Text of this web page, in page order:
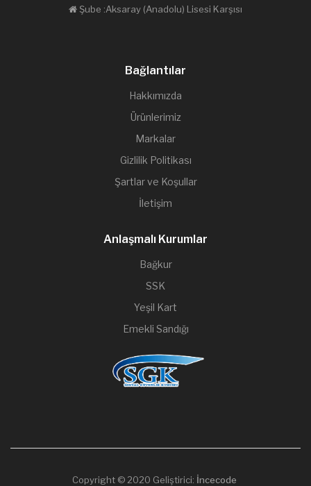
Şube :Aksaray (Anadolu) Lisesi Karşısı
Bağlantılar
Hakkımızda
Ürünlerimiz
Markalar
Gizlilik Politikası
Şartlar ve Koşullar
İletişim
Anlaşmalı Kurumlar
Bağkur
SSK
Yeşil Kart
Emekli Sandığı
Copyright © 2020 Geliştirici: İncecode